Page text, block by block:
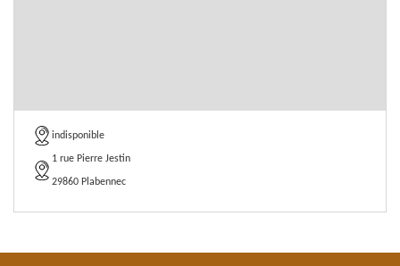
indisponible
1 rue Pierre Jestin
29860 Plabennec